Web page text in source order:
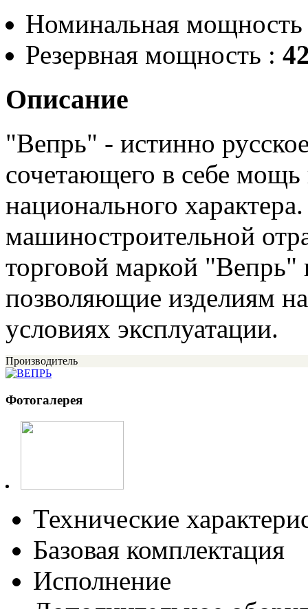
Номинальная
Резервная мощность :
Описание
"Вепрь" - истинно
сочетающего в себе мощь
национального
машиностроительной
торговой маркой
позволяющие изделиям
условиях эксплуатации.
Производитель
Фотогалерея
Технические
Базовая комплектация
Исполнение